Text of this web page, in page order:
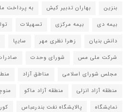
بنزین
بهاران تدبیر کیش به پرداخت
بیمه دی
بیمه مرکزی تسهیلات
دانش بنیان
زهرا نظری مهر سایپا
شرکت ملی مس
شورای وحدت صادرات
مجلس شورای اسلامی
مناطق آزاد
منطقه آزاد انزلی
منطقه آزاد ماکو
نمایشگاه
پالایشگاه نفت بندرعباس